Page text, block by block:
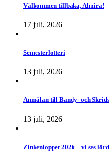
Välkommen tillbaka, Almira!
17 juli, 2026
Semesterlotteri
13 juli, 2026
Anmälan till Bandy- och
13 juli, 2026
Zinkenloppet 2026 – vi ses